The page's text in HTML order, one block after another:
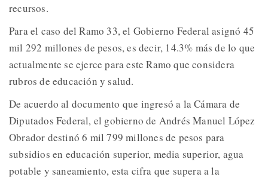
recursos.
Para el caso del Ramo 33, el Gobierno Federal asignó 45
mil 292 millones de pesos, es decir, 14.3% más de lo que
actualmente se ejerce para este Ramo que considera
rubros de educación y salud.
De acuerdo al documento que ingresó a la Cámara de
Diputados Federal, el gobierno de Andrés Manuel López
Obrador destinó 6 mil 799 millones de pesos para
subsidios en educación superior, media superior, agua
potable y saneamiento, esta cifra que supera a la